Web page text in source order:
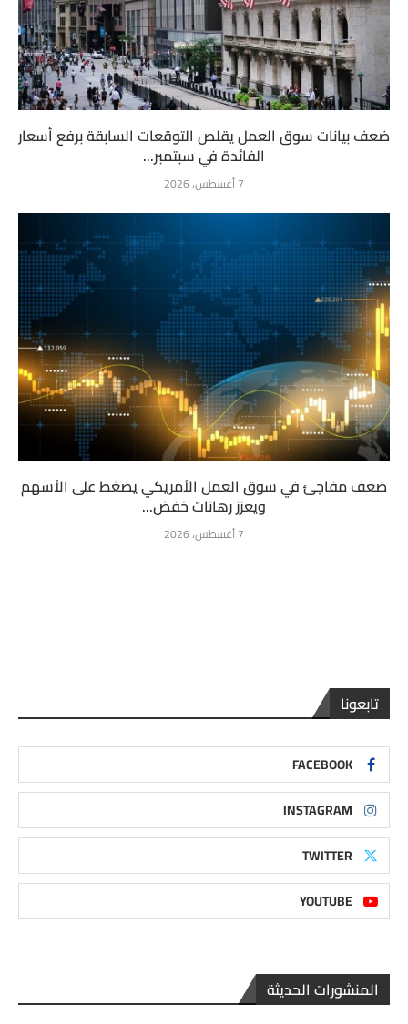
ضعف بيانات سوق العمل يقلص التوقعات السابقة برفع أسعار
الفائدة في سبتمبر...
7 أغسطس، 2026
ضعف مفاجئ في سوق العمل الأمريكي يضغط على الأسهم
ويعزز رهانات خفض...
7 أغسطس، 2026
تابعونا
FACEBOOK
INSTAGRAM
TWITTER
YOUTUBE
المنشورات الحديثة